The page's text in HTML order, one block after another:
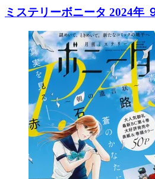
ミステリーボニータ 2024年